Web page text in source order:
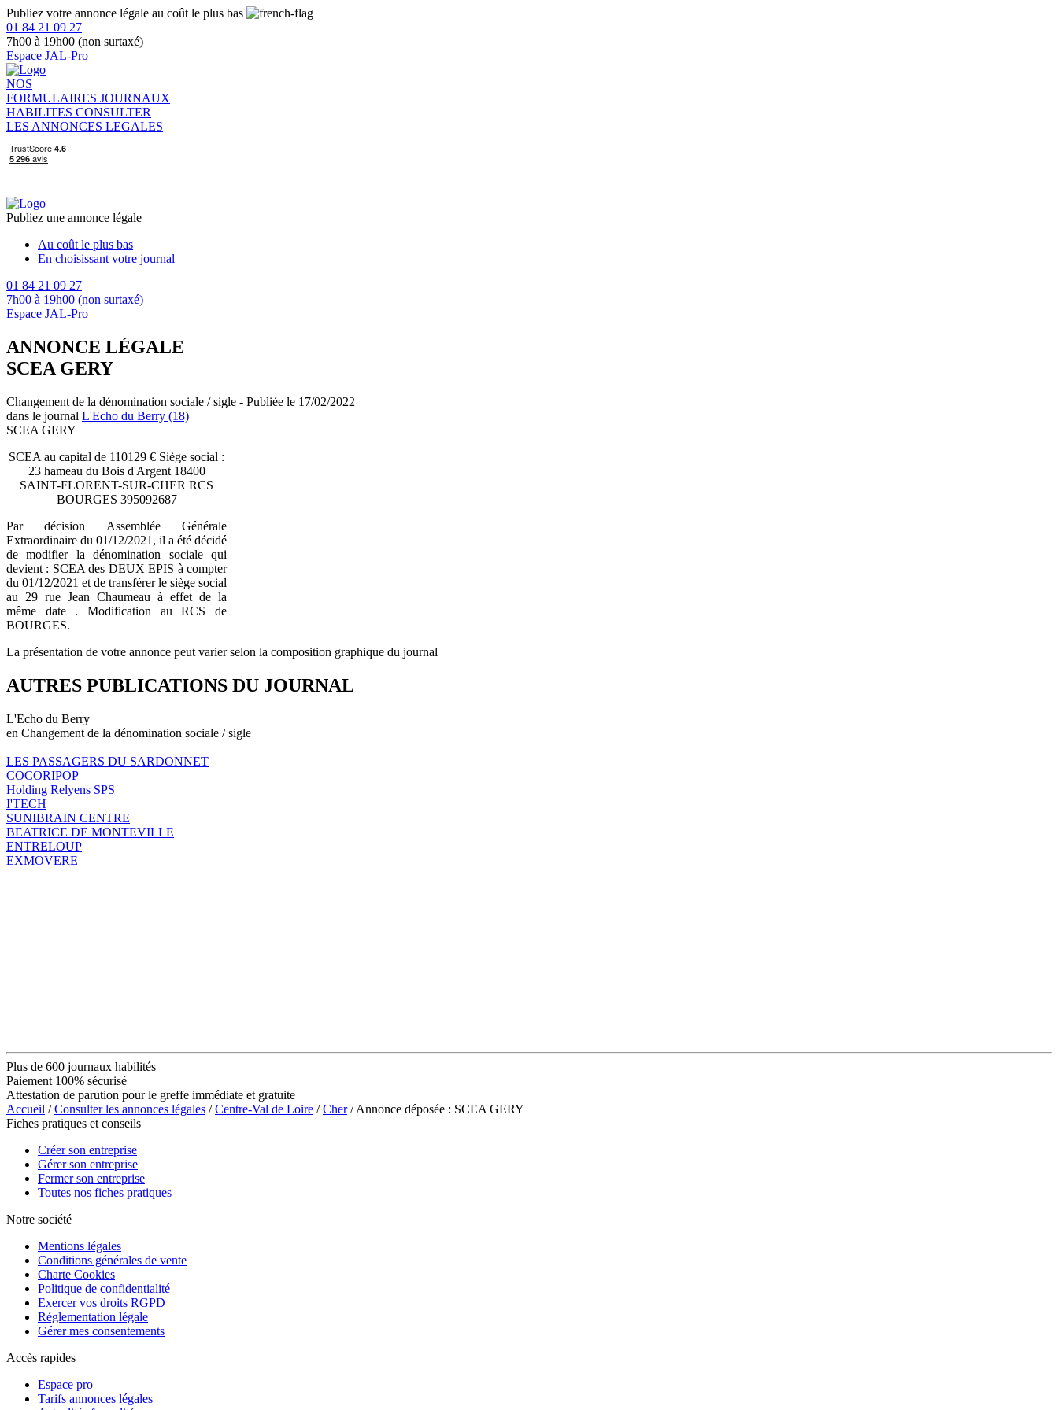
Publiez votre annonce légale au coût le plus bas
01 84 21 09 27
7h00 à 19h00 (non surtaxé)
Espace JAL-Pro
NOS
FORMULAIRES JOURNAUX
HABILITES CONSULTER
LES ANNONCES LEGALES
Publiez une annonce légale
Au coût le plus bas
En choisissant votre journal
01 84 21 09 27
7h00 à 19h00 (non surtaxé)
Espace JAL-Pro
ANNONCE LÉGALE
SCEA GERY
Changement de la dénomination sociale / sigle - Publiée le 17/02/2022
dans le journal L'Echo du Berry (18)
SCEA GERY
SCEA au capital de 110129 € Siège social :
23 hameau du Bois d'Argent 18400
SAINT-FLORENT-SUR-CHER RCS
BOURGES 395092687
Par décision Assemblée Générale
Extraordinaire du 01/12/2021, il a été décidé
de modifier la dénomination sociale qui
devient : SCEA des DEUX EPIS à compter
du 01/12/2021 et de transférer le siège social
au 29 rue Jean Chaumeau à effet de la
même date . Modification au RCS de
BOURGES.
La présentation de votre annonce peut varier selon la composition graphique du journal
AUTRES PUBLICATIONS DU JOURNAL
L'Echo du Berry
en Changement de la dénomination sociale / sigle
LES PASSAGERS DU SARDONNET
COCORIPOP
Holding Relyens SPS
I'TECH
SUNIBRAIN CENTRE
BEATRICE DE MONTEVILLE
ENTRELOUP
EXMOVERE
Plus de 600 journaux habilités
Paiement 100% sécurisé
Attestation de parution pour le greffe immédiate et gratuite
Accueil /Consulter les annonces légales /Centre-Val de Loire /Cher/ Annonce déposée : SCEA GERY
Fiches pratiques et conseils
Créer son entreprise
Gérer son entreprise
Fermer son entreprise
Toutes nos fiches pratiques
Notre société
Mentions légales
Conditions générales de vente
Charte Cookies
Politique de confidentialité
Exercer vos droits RGPD
Réglementation légale
Gérer mes consentements
Accès rapides
Espace pro
Tarifs annonces légales